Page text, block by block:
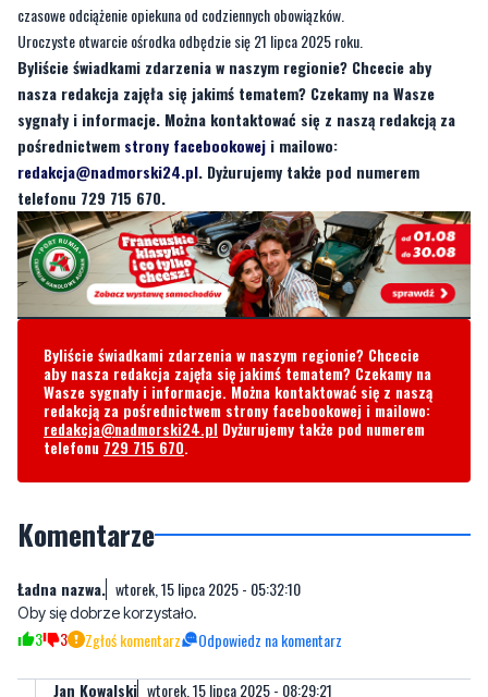
nasza redakcja zajęła się jakimś tematem? Czekamy na Wasze
sygnały i informacje. Można kontaktować się z naszą redakcją za
pośrednictwemstrony facebookoweji mailowo:
redakcja@nadmorski24.pl. Dyżurujemy także pod numerem
telefonu 729 715 670.
Byliście świadkami zdarzenia w naszym regionie? Chcecie
aby nasza redakcja zajęła się jakimś tematem? Czekamy na
Wasze sygnały i informacje. Można kontaktować się z naszą
redakcja@nadmorski24.plDyżurujemy także pod numerem
telefonu729 715 670.
Komentarze
Oby się dobrze korzystało.
Jan Kowalski wtorek, 15 lipca 2025 - 08:29:21
Powinno się nazywać murzyńskie osiedle